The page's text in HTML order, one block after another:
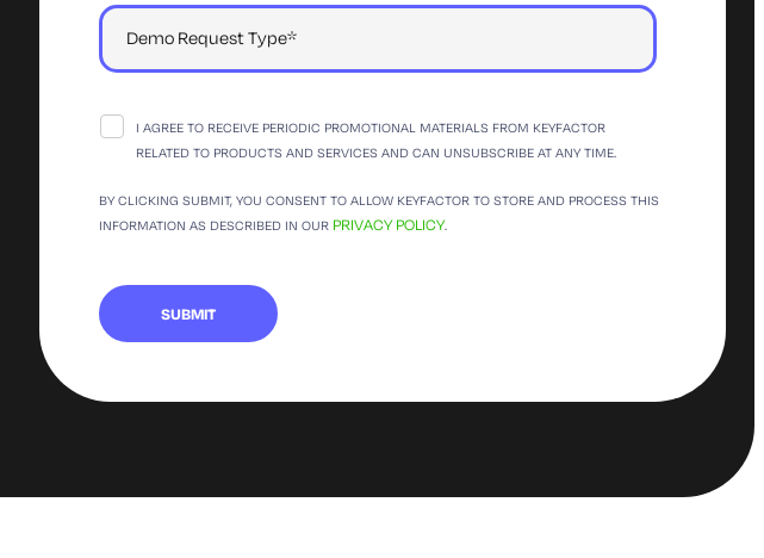
I AGREE TO RECEIVE PERIODIC PROMOTIONAL MATERIALS FROM KEYFACTOR
RELATED TO PRODUCTS AND SERVICES AND CAN UNSUBSCRIBE AT ANY TIME.
BY CLICKING SUBMIT, YOU CONSENT TO ALLOW KEYFACTOR TO STORE AND PROCESS THIS
INFORMATION AS DESCRIBED IN OUR PRIVACY POLICY.